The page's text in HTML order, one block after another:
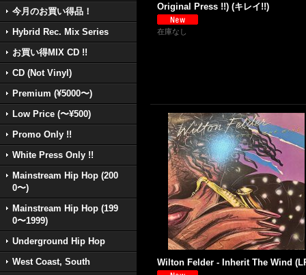
今月のお買い得品！
Hybrid Rec. Mix Series
お買い得MIX CD !!
CD (Not Vinyl)
Premium (¥5000〜)
Low Price (〜¥500)
Promo Only !!
White Press Only !!
Mainstream Hip Hop (200
0〜)
Mainstream Hip Hop (199
0〜1999)
Underground Hip Hop
West Coast, South
Original Press !!) (キレイ!!)
在庫なし
Wilton Felder - Inherit The Wind